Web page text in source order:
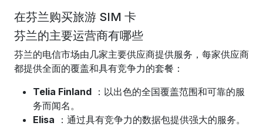
在芬兰购买旅游 SIM 卡
芬兰的主要运营商有哪些
芬兰的电信市场由几家主要供应商提供服务，每家供应商
都提供全面的覆盖和具有竞争力的套餐：
Telia Finland ：以出色的全国覆盖范围和可靠的服
务而闻名。
Elisa ：通过具有竞争力的数据包提供强大的服务。